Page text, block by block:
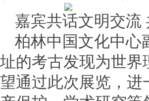
嘉宾共话文明交流
柏林中国文化中心
址的考古发现为世
望通过此次展览，